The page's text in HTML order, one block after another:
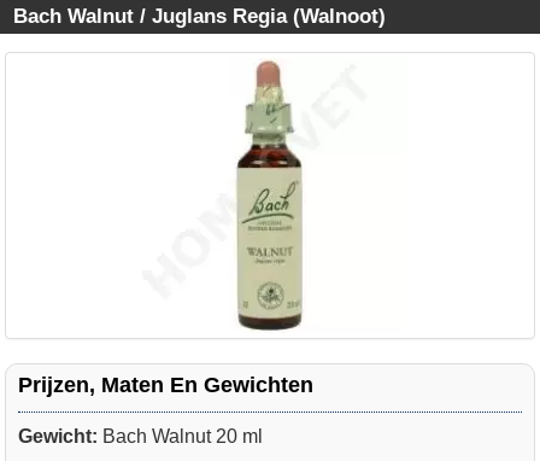
Bach Walnut / Juglans Regia (Walnoot)
Prijzen, Maten En Gewichten
Gewicht: Bach Walnut 20 ml